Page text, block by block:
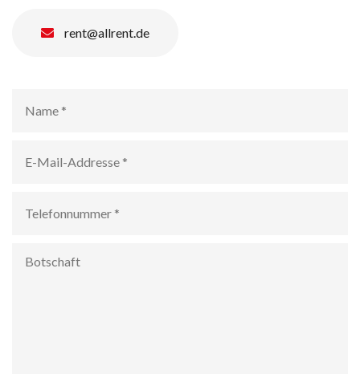
rent@allrent.de
Mail-